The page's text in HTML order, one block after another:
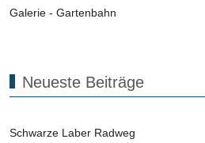
Galerie - Gartenbahn
Neueste Beiträge
Schwarze Laber Radweg